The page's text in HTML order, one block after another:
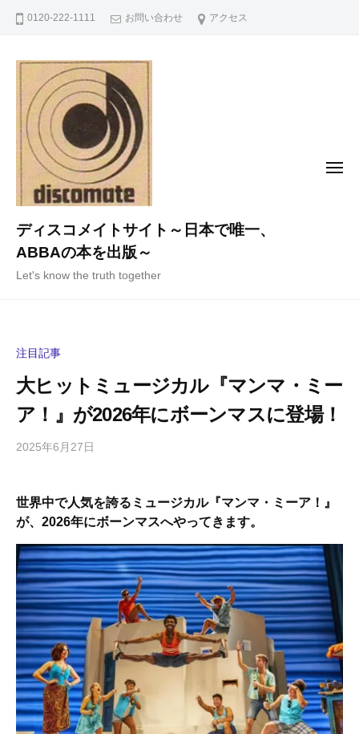
0120-222-1111 お問い合わせ アクセス
ディスコメイトサイト～日本で唯一、
ABBAの本を出版～
Let's know the truth together
メ
注目記事
大ヒットミュージカル『マンマ・ミー
ア！』が2026年にボーンマスに登場！
2025年6月27日
i
g
a
s
h
i
y
a
m
の
コ
メ
ン
ト
世界中で人気を誇るミュージカル『マンマ・ミーア！』
が、 2026年にボーンマスへやってきます。